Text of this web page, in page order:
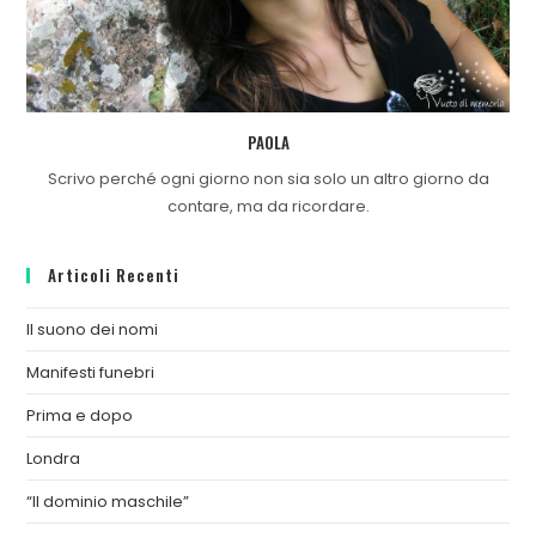
PAOLA
Scrivo perché ogni giorno non sia solo un altro giorno da
contare, ma da ricordare.
Articoli Recenti
Il suono dei nomi
Manifesti funebri
Prima e dopo
Londra
“Il dominio maschile”